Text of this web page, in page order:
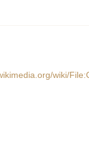
wiki/